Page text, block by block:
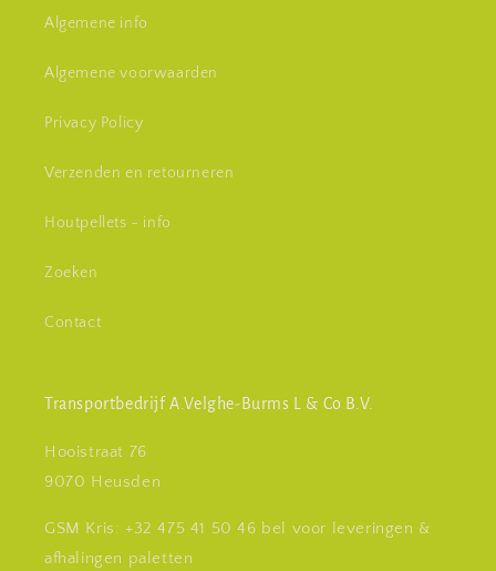
Algemene info
Algemene voorwaarden
Privacy Policy
Verzenden en retourneren
Houtpellets - info
Zoeken
Contact
Transportbedrijf A.Velghe-Burms L & Co B.V.
Hooistraat 76
9070 Heusden
GSM Kris: +32 475 41 50 46 bel voor leveringen &
afhalingen paletten